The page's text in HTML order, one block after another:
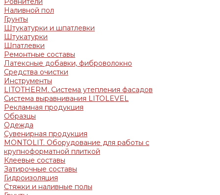
Наливной пол
Грунты
Штукатурки и шпатлевки
Штукатурки
Шпатлевки
Ремонтные составы
Латексные добавки, фиброволокно
Средства очистки
Инструменты
LITOTHERM. Система утепления фасадов
Система выравнивания LITOLEVEL
Рекламная продукция
Образцы
Одежда
Сувенирная продукция
MONTOLIT. Оборудование для работы с
крупноформатной плиткой
Клеевые составы
Затирочные составы
Гидроизоляция
Стяжки и наливные полы